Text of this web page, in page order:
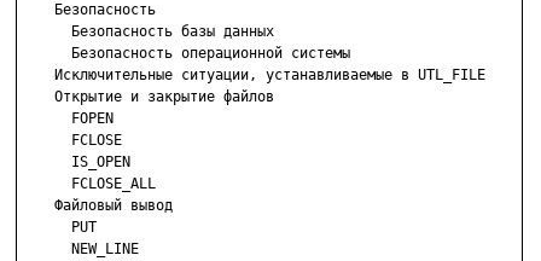
    Безопасность
      Безопасность базы данных
      Безопасность операционной системы
    Исключительные ситуации, устанавливаемые в UTL_FILE
    Открытие и закрытие файлов
      FOPEN
      FCLOSE
      IS_OPEN
      FCLOSE_ALL
    Файловый вывод
      PUT
      NEW_LINE